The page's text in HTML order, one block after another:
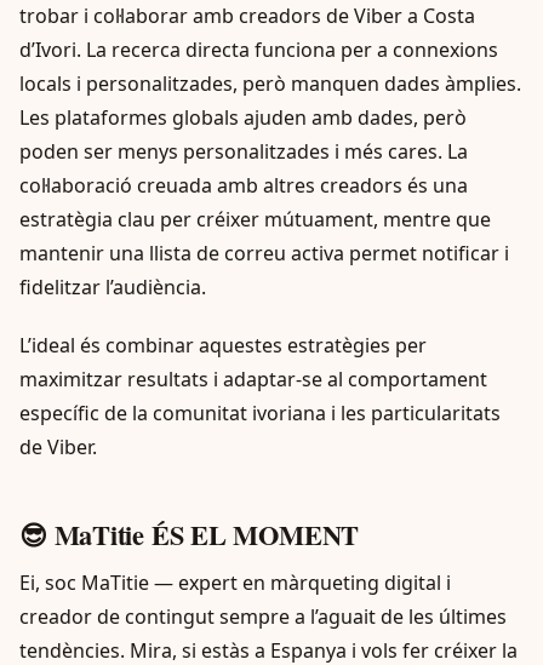
trobar i col·laborar amb creadors de Viber a Costa
d’Ivori. La recerca directa funciona per a connexions
locals i personalitzades, però manquen dades àmplies.
Les plataformes globals ajuden amb dades, però
poden ser menys personalitzades i més cares. La
col·laboració creuada amb altres creadors és una
estratègia clau per créixer mútuament, mentre que
mantenir una llista de correu activa permet notificar i
fidelitzar l’audiència.
L’ideal és combinar aquestes estratègies per
maximitzar resultats i adaptar-se al comportament
específic de la comunitat ivoriana i les particularitats
de Viber.
😎 MaTitie ÉS EL MOMENT
Ei, soc MaTitie — expert en màrqueting digital i
creador de contingut sempre a l’aguait de les últimes
tendències. Mira, si estàs a Espanya i vols fer créixer la